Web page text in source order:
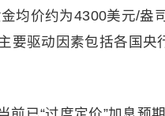
均价约为4300美元/盎
要驱动因素包括各国